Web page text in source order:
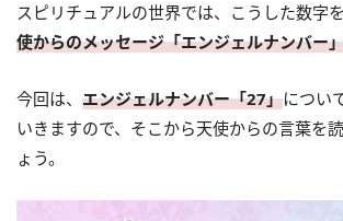
スピリチュアルの世界では、こうした数字を
使からのメッセージ「エンジェルナンバー
今回は、 エンジェルナンバー「27」につい
いきますので、そこから天使からの言葉を
ょう。